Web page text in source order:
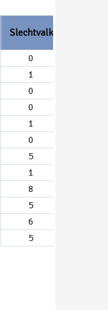
Slechtvalk
0
1
0
0
1
0
5
1
8
5
6
5